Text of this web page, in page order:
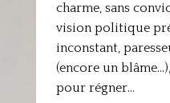
charme, sans
vision politique
inconstant,
(encore un
pour régner…